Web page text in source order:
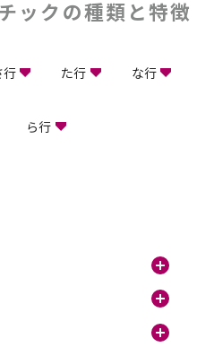
ックの種類と特徴
行 た行 な行
ら行